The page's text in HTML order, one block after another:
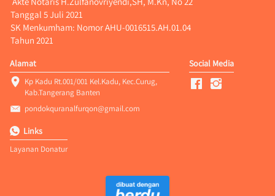
Tanggal 5 Juli 2021
SK Menkumham: Nomor AHU-0016515.AH.01.04
Tahun 2021
Alamat
Kp Kadu Rt.001/001 Kel.Kadu, Kec.Curug,
Kab.Tangerang Banten
pondokquranalfurqon@gmail.com
Social Media
Links
Layanan Donatur